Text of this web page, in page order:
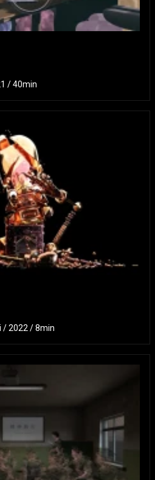
/ 40min
/ 2022 / 8min